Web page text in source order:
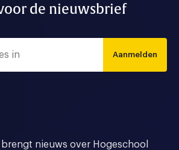
de nieuwsbrief
Aanmelden
nieuws over Hogeschool